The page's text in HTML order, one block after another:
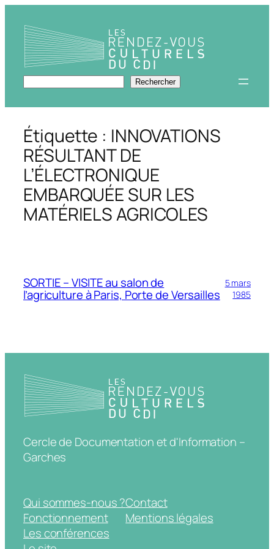
contenu
Rechercher Rechercher
Étiquette : INNOVATIONS​
RÉSULTANT DE
L’ÉLECTRONIQUE​
EMBARQUÉE SUR LES
MATÉRIELS AGRICOLES
SORTIE – VISITE au salon de
l’agriculture à Paris, Porte de Versailles
5 mars
1985
Cercle de Documentation et d'Information –
Garches
Qui sommes-nous ?
Fonctionnement
Les conférences
Contact
Mentions légales